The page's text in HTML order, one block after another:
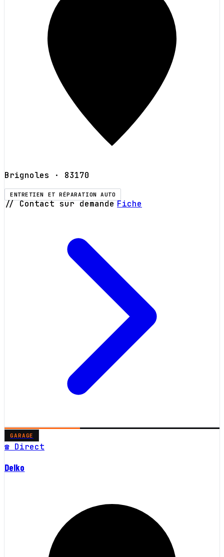
Brignoles · 83170
ENTRETIEN ET RÉPARATION AUTO
// Contact sur demande Fiche
GARAGE
☎ Direct
Delko